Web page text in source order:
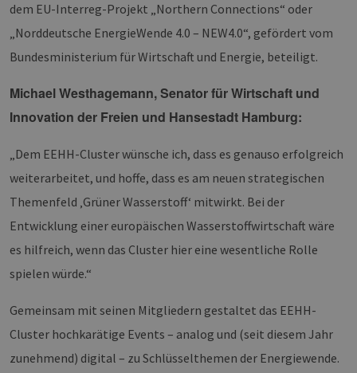
dem EU-Interreg-Projekt „Northern Connections“ oder
„Norddeutsche EnergieWende 4.0 – NEW4.0“, gefördert vom
Bundesministerium für Wirtschaft und Energie, beteiligt.
Michael Westhagemann, Senator für Wirtschaft und
Innovation der Freien und Hansestadt Hamburg:
„Dem EEHH-Cluster wünsche ich, dass es genauso erfolgreich
weiterarbeitet, und hoffe, dass es am neuen strategischen
Themenfeld ‚Grüner Wasserstoff‘ mitwirkt. Bei der
Entwicklung einer europäischen Wasserstoffwirtschaft wäre
es hilfreich, wenn das Cluster hier eine wesentliche Rolle
spielen würde.“
Gemeinsam mit seinen Mitgliedern gestaltet das EEHH-
Cluster hochkarätige Events – analog und (seit diesem Jahr
zunehmend) digital – zu Schlüsselthemen der Energiewende.